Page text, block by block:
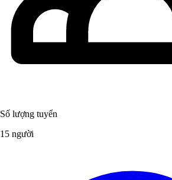
Số lượng tuyển
15 người